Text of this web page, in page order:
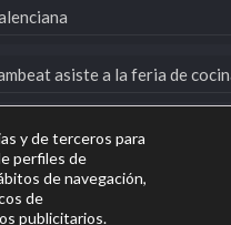
asiste a la feria de
participa en FIMMA-
y de terceros para
perfiles de
de navegación,
de
publicitarios.